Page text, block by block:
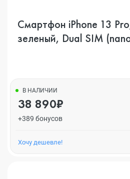
Смартфон iPhone 13
зеленый, Dual SIM
В НАЛИЧИИ
38 890₽
+389 бонусов
Хочу дешевле!